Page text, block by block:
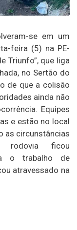
se em um
feira (5) na PE-
Triunfo”, que liga
no Sertão do
de que a colisão
ainda não
Equipes
e estão no local
as circunstâncias
ficou
o trabalho de
atravessado na